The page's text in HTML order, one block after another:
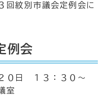
回紋別市議会定例会に
例会
０日 １３：３０～
室